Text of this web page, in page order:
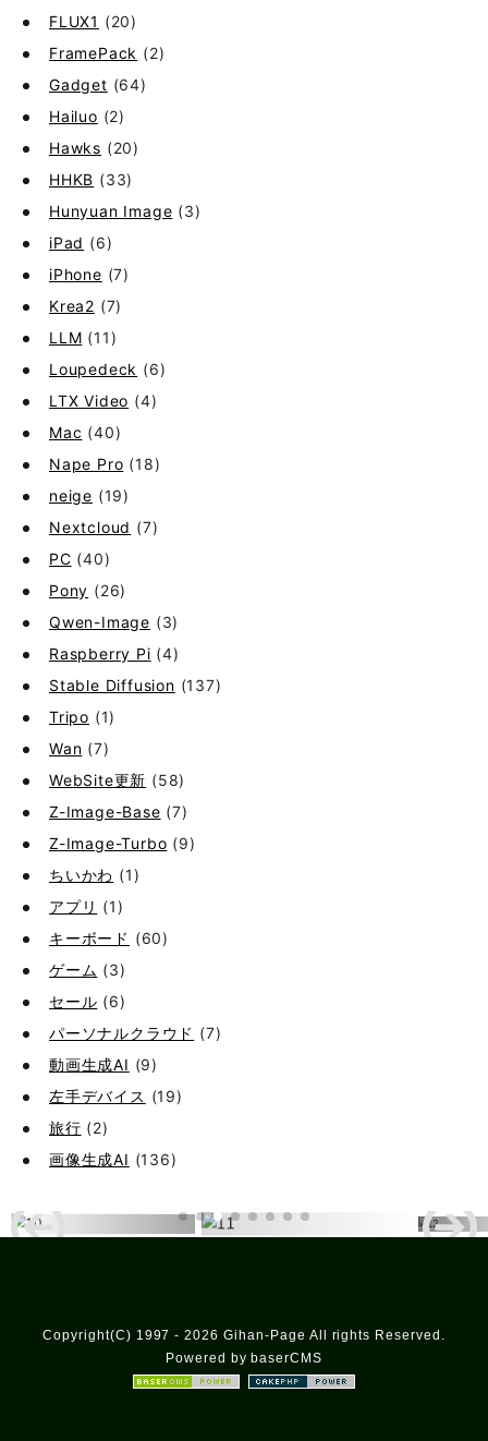
FLUX1 (20)
FramePack (2)
Gadget (64)
Hailuo (2)
Hawks (20)
HHKB (33)
Hunyuan Image (3)
iPad (6)
iPhone (7)
Krea2 (7)
LLM (11)
Loupedeck (6)
LTX Video (4)
Mac (40)
Nape Pro (18)
neige (19)
Nextcloud (7)
PC (40)
Pony (26)
Qwen-Image (3)
Raspberry Pi (4)
Stable Diffusion (137)
Tripo (1)
Wan (7)
WebSite更新 (58)
Z-Image-Base (7)
Z-Image-Turbo (9)
ちいかわ (1)
アプリ (1)
キーボード (60)
ゲーム (3)
セール (6)
パーソナルクラウド (7)
動画生成AI (9)
左手デバイス (19)
旅行 (2)
画像生成AI (136)
Copyright(C) 1997 - 2026 Gihan-Page All rights Reserved.
Powered by baserCMS